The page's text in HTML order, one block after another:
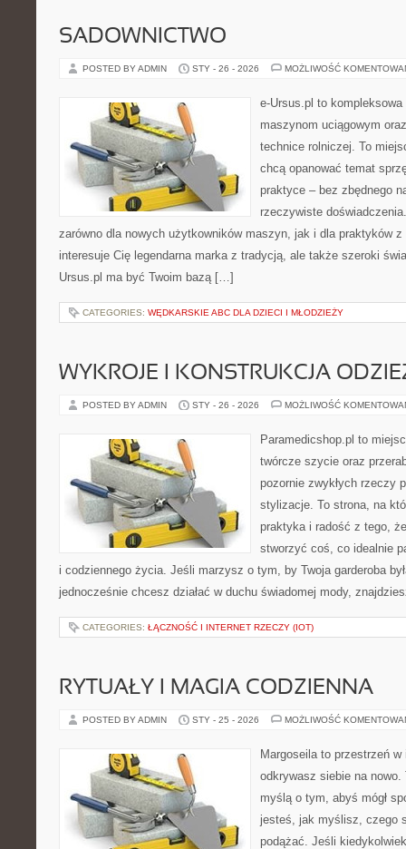
SADOWNICTWO
POSTED BY ADMIN STY - 26 - 2026 MOŻLIWOŚĆ
e-Ursus.pl to
maszynom uciągowym
technice rolniczej. To
chcą opanować temat
praktyce – bez zbędnego
rzeczywiste
zarówno dla nowych użytkowników maszyn, jak i dla praktyków
interesuje Cię legendarna marka z tradycją, ale także szeroki
Ursus.pl ma być Twoim bazą […]
CATEGORIES: WĘDKARSKIE ABC DLA DZIECI I MŁODZIEŻY
WYKROJE I KONSTRUKCJA
POSTED BY ADMIN STY - 26 - 2026 MOŻLIWOŚĆ
Paramedicshop.pl to
twórcze szycie oraz
pozornie zwykłych rzeczy
stylizacje. To strona, na
praktyka i radość z tego,
stworzyć coś, co idealnie
i codziennego życia. Jeśli marzysz o tym, by Twoja garderoba
jednocześnie chcesz działać w duchu świadomej mody,
CATEGORIES: ŁĄCZNOŚĆ I INTERNET RZECZY (IOT)
RYTUAŁY I MAGIA CODZIENNA
POSTED BY ADMIN STY - 25 - 2026 MOŻLIWOŚĆ
Margoseila to przestrzeń
odkrywasz siebie na nowo.
myślą o tym, abyś mógł
jesteś, jak myślisz, czego
podążać. Jeśli